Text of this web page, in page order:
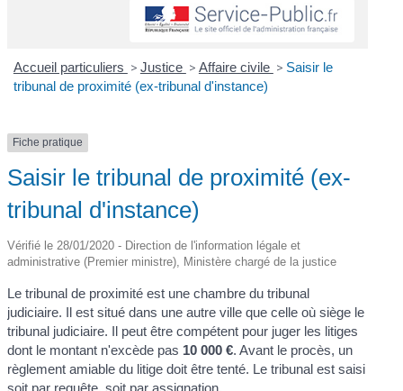
Accueil particuliers > Justice > Affaire civile > Saisir le
tribunal de proximité (ex-tribunal d'instance)
Fiche pratique
Saisir le tribunal de proximité (ex-
tribunal d'instance)
Vérifié le 28/01/2020 - Direction de l'information légale et
administrative (Premier ministre), Ministère chargé de la justice
Le tribunal de proximité est une chambre du tribunal
judiciaire. Il est situé dans une autre ville que celle où siège le
tribunal judiciaire. Il peut être compétent pour juger les litiges
dont le montant n'excède pas 10 000 €. Avant le procès, un
règlement amiable du litige doit être tenté. Le tribunal est saisi
soit par requête, soit parassignation.